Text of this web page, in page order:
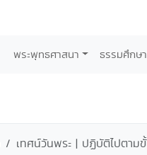
พระพุทธศาสนา ธรรมศึกษา
เทศน์วันพระ | ปฏิบัติไปตาม